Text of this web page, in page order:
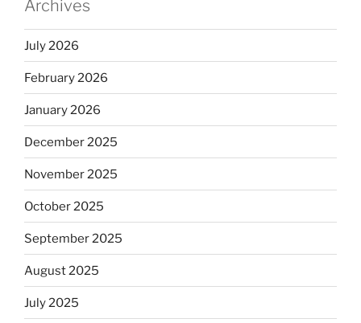
Archives
July 2026
February 2026
January 2026
December 2025
November 2025
October 2025
September 2025
August 2025
July 2025